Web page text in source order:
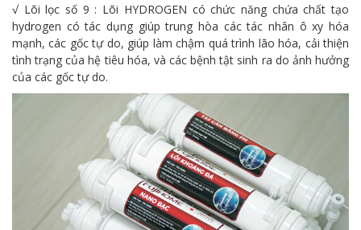
√ Lõi lọc số 9 : Lõi HYDROGEN có chức năng chứa chất tạo
hydrogen có tác dụng giúp trung hòa các tác nhân ô xy hóa
mạnh, các gốc tự do, giúp làm chậm quá trình lão hóa, cải thiện
tình trạng của hệ tiêu hóa, và các bệnh tật sinh ra do ảnh hưởng
của các gốc tự do.